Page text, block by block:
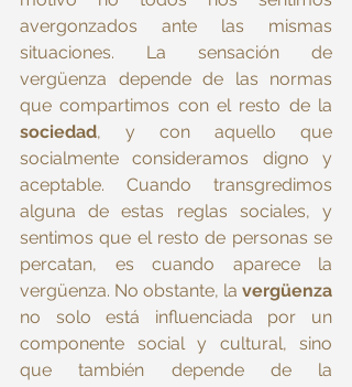
avergonzados ante las mismas
situaciones. La sensación de
vergüenza depende de las normas
sociedad, y con aquello que
socialmente consideramos digno y
aceptable. Cuando transgredimos
alguna de estas reglas sociales, y
sentimos que el resto de personas se
percatan, es cuando aparece la
vergüenza. No obstante, la
no solo está influenciada por un
componente social y cultural, sino
que también depende de la